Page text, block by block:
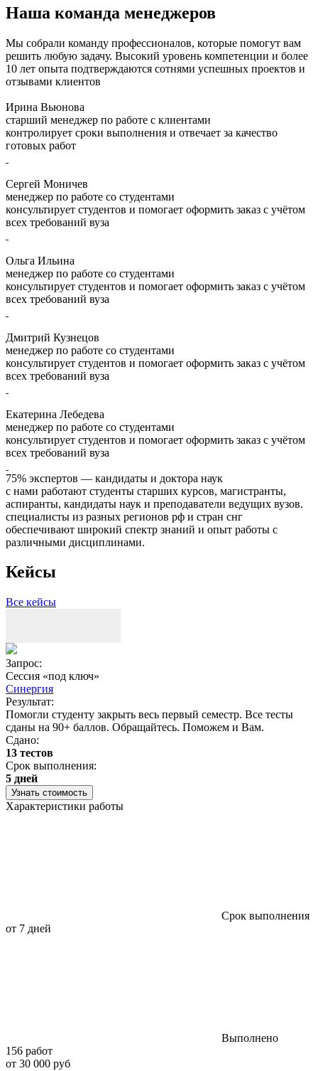
Наша команда менеджеров
Мы собрали команду профессионалов, которые помогут вам
решить любую задачу. Высокий уровень компетенции и более
10 лет опыта подтверждаются сотнями успешных проектов и
отзывами клиентов
Ирина Вьюнова
старший менеджер по работе с клиентами
контролирует сроки выполнения и отвечает за качество
готовых работ
Сергей Моничев
менеджер по работе со студентами
консультирует студентов и помогает оформить заказ с учётом
всех требований вуза
Ольга Ильина
менеджер по работе со студентами
консультирует студентов и помогает оформить заказ с учётом
всех требований вуза
Дмитрий Кузнецов
менеджер по работе со студентами
консультирует студентов и помогает оформить заказ с учётом
всех требований вуза
Екатерина Лебедева
менеджер по работе со студентами
консультирует студентов и помогает оформить заказ с учётом
всех требований вуза
75% экспертов — кандидаты и доктора наук
с нами работают студенты старших курсов, магистранты,
аспиранты, кандидаты наук и преподаватели ведущих вузов.
специалисты из разных регионов рф и стран снг
обеспечивают широкий спектр знаний и опыт работы с
различными дисциплинами.
Кейсы
Все кейсы
Запрос:
Сессия «под ключ»
Синергия
Результат:
Помогли студенту закрыть весь первый семестр. Все тесты
сданы на 90+ баллов. Обращайтесь. Поможем и Вам.
Сдано:
13 тестов
Срок выполнения:
5 дней
Узнать стоимость
Характеристики работы
Срок выполнения
от 7 дней
Выполнено
156 работ
от 30 000 руб